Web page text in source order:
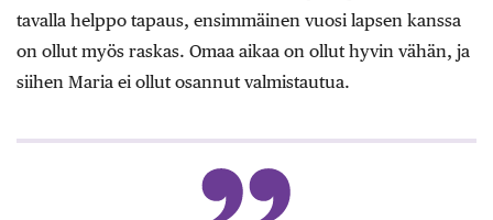
tavalla helppo tapaus, ensimmäinen vuosi lapsen kanssa
on ollut myös raskas. Omaa aikaa on ollut hyvin vähän, ja
siihen Maria ei ollut osannut valmistautua.